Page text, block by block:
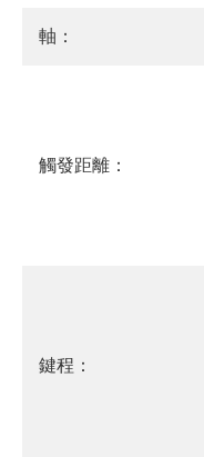
軸：
觸發距離：
鍵程：